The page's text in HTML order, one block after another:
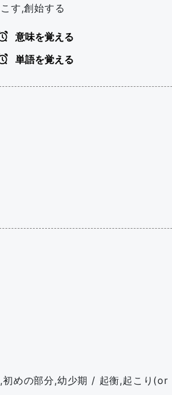
す,創始する
意味を覚える
単語を覚える
めの部分,幼少期 / 起衡,起こり